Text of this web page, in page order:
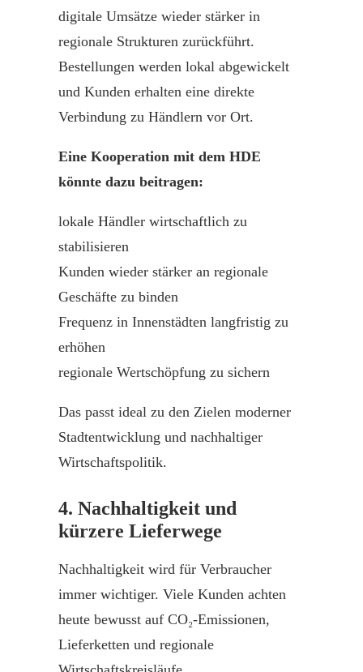
digitale Umsätze wieder stärker in
regionale Strukturen zurückführt.
Bestellungen werden lokal abgewickelt
und Kunden erhalten eine direkte
Verbindung zu Händlern vor Ort.
Eine Kooperation mit dem HDE
könnte dazu beitragen:
lokale Händler wirtschaftlich zu
stabilisieren
Kunden wieder stärker an regionale
Geschäfte zu binden
Frequenz in Innenstädten langfristig zu
erhöhen
regionale Wertschöpfung zu sichern
Das passt ideal zu den Zielen moderner
Stadtentwicklung und nachhaltiger
Wirtschaftspolitik.
4. Nachhaltigkeit und
kürzere Lieferwege
Nachhaltigkeit wird für Verbraucher
immer wichtiger. Viele Kunden achten
heute bewusst auf CO₂-Emissionen,
Lieferketten und regionale